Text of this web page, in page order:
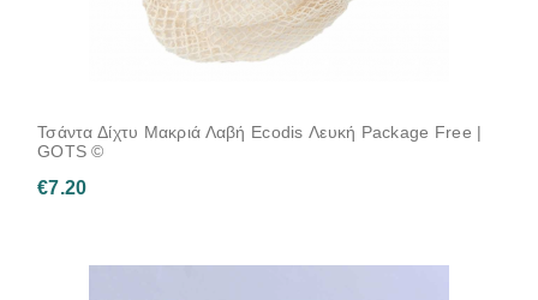
Τσάντα Δίχτυ Μακριά Λαβή Ecodis Λευκή Package Free |
GOTS ©
€7.20